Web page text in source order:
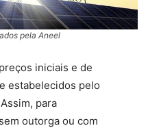
pela Aneel
iniciais e de
estabelecidos pelo
para
outorga ou com